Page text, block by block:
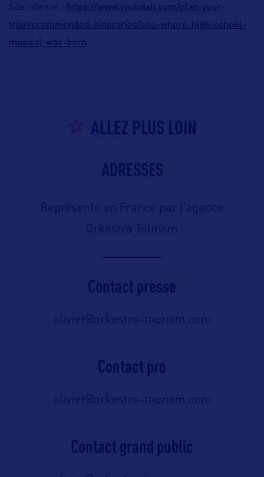
Site internet : https://www.visitutah.com/plan-your-
trip/recommended-itineraries/see-where-high-school-
musical-was-born
ALLEZ PLUS LOIN
ADRESSES
Représenté en France par l’agence
Orkestra Tourism
Contact presse
olivier@orkestra-tourism.com
Contact pro
olivier@orkestra-tourism.com
Contact grand public